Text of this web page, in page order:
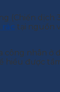
(Chiến dịch
rác tại nguồn
công nhân ở
hiểu được